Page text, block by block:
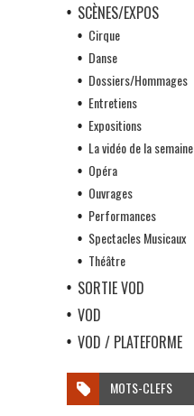
SCÈNES/EXPOS
Cirque
Danse
Dossiers/Hommages
Entretiens
Expositions
La vidéo de la semaine
Opéra
Ouvrages
Performances
Spectacles Musicaux
Théâtre
SORTIE VOD
VOD
VOD / PLATEFORME
MOTS-CLEFS